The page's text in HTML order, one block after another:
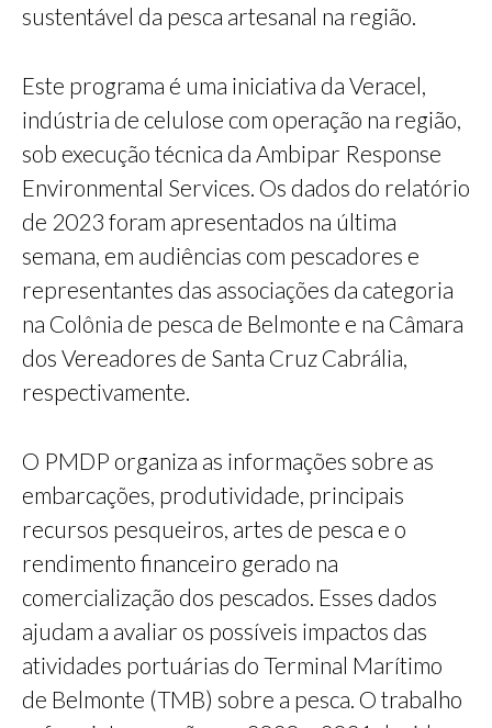
sustentável da pesca artesanal na região.
Este programa é uma iniciativa da Veracel,
indústria de celulose com operação na região,
sob execução técnica da Ambipar Response
Environmental Services. Os dados do relatório
de 2023 foram apresentados na última
semana, em audiências com pescadores e
representantes das associações da categoria
na Colônia de pesca de Belmonte e na Câmara
dos Vereadores de Santa Cruz Cabrália,
respectivamente.
O PMDP organiza as informações sobre as
embarcações, produtividade, principais
recursos pesqueiros, artes de pesca e o
rendimento financeiro gerado na
comercialização dos pescados. Esses dados
ajudam a avaliar os possíveis impactos das
atividades portuárias do Terminal Marítimo
de Belmonte (TMB) sobre a pesca. O trabalho